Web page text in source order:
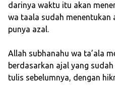
darinya waktu itu akan
wa taala sudah menentukan
punya azal.
Allah subhanahu wa ta’ala
berdasarkan ajal yang
tulis sebelumnya, dengan